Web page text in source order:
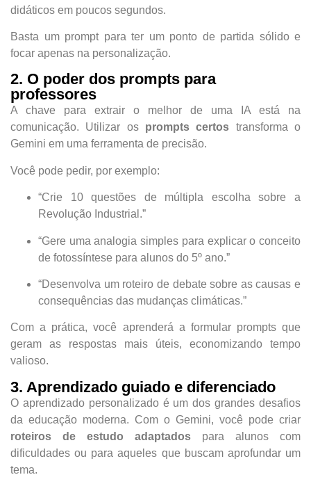
didáticos em poucos segundos.
Basta um prompt para ter um ponto de partida sólido e
focar apenas na personalização.
2. O poder dos prompts para
professores
A chave para extrair o melhor de uma IA está na
comunicação. Utilizar os prompts certos transforma o
Gemini em uma ferramenta de precisão.
Você pode pedir, por exemplo:
“Crie 10 questões de múltipla escolha sobre a
Revolução Industrial.”
“Gere uma analogia simples para explicar o conceito
de fotossíntese para alunos do 5º ano.”
“Desenvolva um roteiro de debate sobre as causas e
consequências das mudanças climáticas.”
Com a prática, você aprenderá a formular prompts que
geram as respostas mais úteis, economizando tempo
valioso.
3. Aprendizado guiado e diferenciado
O aprendizado personalizado é um dos grandes desafios
da educação moderna. Com o Gemini, você pode criar
roteiros de estudo adaptados para alunos com
dificuldades ou para aqueles que buscam aprofundar um
tema.